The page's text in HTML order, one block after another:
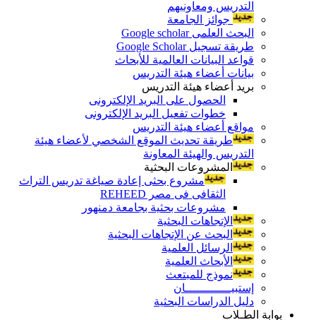
التدريس ومعاونيهم
جوائز الجامعة
البحث العلمى Google scholar
طريقة تسجيل Google Scholar
قواعد البيانات العالمية للأبحاث
بيانات أعضاء هيئة التدريس
بريد أعضاء هيئة التدريس
الحصول على البريد الإلكترونى
خطوات تفعيل البريد الإلكترونى
مواقع أعضاء هيئة التدريس
طريقة تحديث الموقع الشخصي لأعضاء هيئة
التدريس والهيئة المعاونة
المشروعات البحثية
مشروع بحثى إعادة صياغة تدريس التراث
الثقافى فى مصر REHEED
مشروعات بحثية بجامعة دمنهور
الإتجاهات البحثية
البحث عن الإتجاهات البحثية
الرسائل العلمية
الأبحاث العلمية
نموذج للمبتعث
إستبيـــــــــــــان
دليل الدراسات البحثية
بوابة الطـلاب